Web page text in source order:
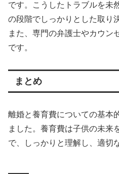
です。こうしたトラブルを未
の段階でしっかりとした取り
また、専門の弁護士やカウン
です。
まとめ
離婚と養育費についての基本
ました。養育費は子供の未来
で、しっかりと理解し、適切